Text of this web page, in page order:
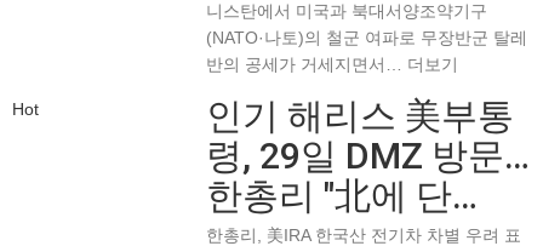
니스탄에서 미국과 북대서양조약기구
(NATO·나토)의 철군 여파로 무장반군 탈레
반의 공세가 거세지면서… 더보기
Hot 인기 해리스 美부통
령, 29일 DMZ 방문…
한총리 "北에 단…
한총리, 美IRA 한국산 전기차 차별 우려 표